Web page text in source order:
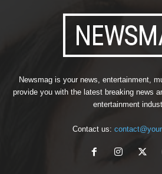
Newsmag is your news, entertainment,
provide you with the latest breaking news
entertainment
Contact us: